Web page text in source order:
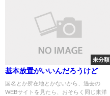
未分類
基本放置がいいんだろうけど
国名とか所在地とかないから、過去の
WEBサイトを見たら、おそらく同じ東洋